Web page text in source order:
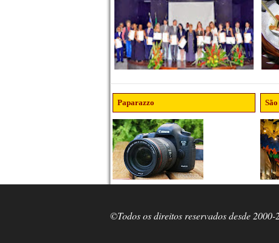
Paparazzo
©Todos os direitos reservados desde